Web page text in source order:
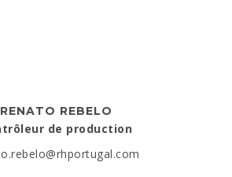
RENATO REBELO
de production